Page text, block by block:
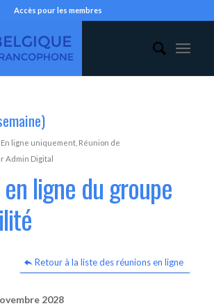
Accès pour les membres
En ligne uniquement, Réunion de
Admin Digital
ligne du groupe
Retour à la liste des réunions en ligne
2028